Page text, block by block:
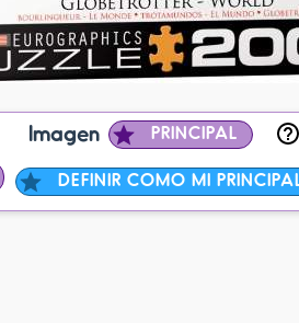
Imagen PRINCIPAL
DEFINIR COMO MI PRINCIPAL